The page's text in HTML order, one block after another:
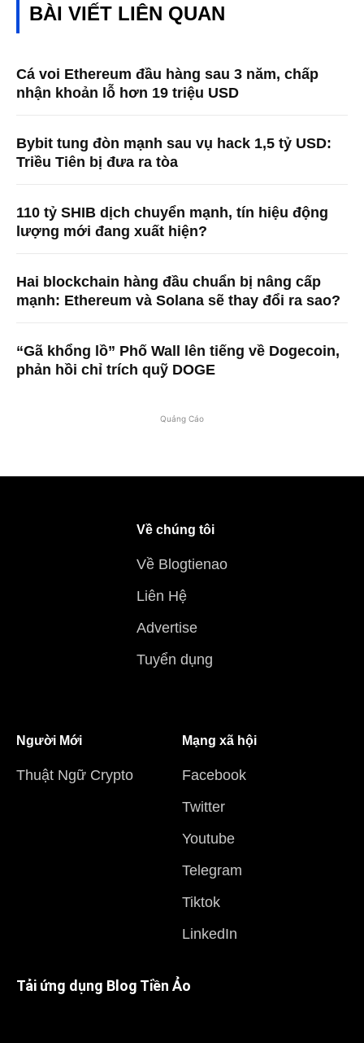
BÀI VIẾT LIÊN QUAN
Cá voi Ethereum đầu hàng sau 3 năm, chấp
nhận khoản lỗ hơn 19 triệu USD
Bybit tung đòn mạnh sau vụ hack 1,5 tỷ USD:
Triều Tiên bị đưa ra tòa
110 tỷ SHIB dịch chuyển mạnh, tín hiệu động
lượng mới đang xuất hiện?
Hai blockchain hàng đầu chuẩn bị nâng cấp
mạnh: Ethereum và Solana sẽ thay đổi ra sao?
“Gã khổng lồ” Phố Wall lên tiếng về Dogecoin,
phản hồi chỉ trích quỹ DOGE
Quảng Cáo
Về chúng tôi
Về Blogtienao
Liên Hệ
Advertise
Tuyển dụng
Người Mới
Thuật Ngữ Crypto
Mạng xã hội
Facebook
Twitter
Youtube
Telegram
Tiktok
LinkedIn
Tải ứng dụng Blog Tiền Ảo